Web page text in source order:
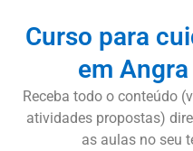
Curso para
em
Receba todo o conteúdo
atividades propostas)
as aulas no seu